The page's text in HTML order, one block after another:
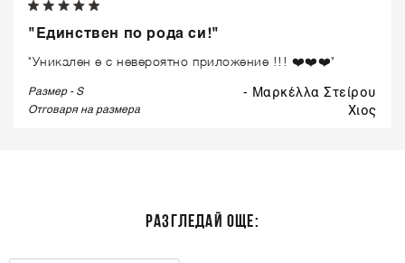
"Единствен по рода си!"
"Уникален е с невероятно приложение !!! ❤️❤️❤️"
Размер - S - Μαρκέλλα Στείρου
Отговаря на размера χιος
РАЗГЛЕДАЙ ОЩЕ: